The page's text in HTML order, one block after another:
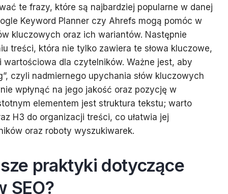
te frazy, które są najbardziej popularne w danej
Keyword Planner czy Ahrefs mogą pomóc w
kluczowych oraz ich wariantów. Następnie
treści, która nie tylko zawiera te słowa kluczowe,
dla czytelników. Ważne jest, aby
czyli nadmiernego upychania słów kluczowych
wpłynąć na jego jakość oraz pozycję w
elementem jest struktura tekstu; warto
H3 do organizacji treści, co ułatwia jej
oraz roboty wyszukiwarek.
praktyki dotyczące
SEO?